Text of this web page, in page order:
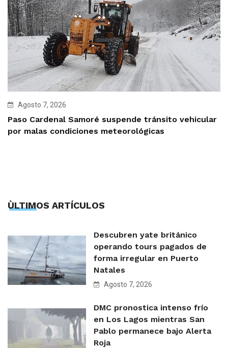
Agosto 7, 2026
Paso Cardenal Samoré suspende tránsito vehicular
por malas condiciones meteorológicas
ÙLTIMOS ARTÍCULOS
Descubren yate británico
operando tours pagados de
forma irregular en Puerto
Natales
Agosto 7, 2026
DMC pronostica intenso frío
en Los Lagos mientras San
Pablo permanece bajo Alerta
Roja